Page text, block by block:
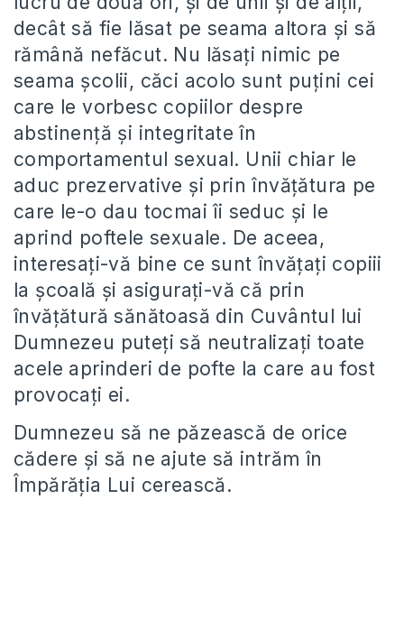
decât să fie lăsat pe seama altora și să
rămână nefăcut. Nu lăsați nimic pe
seama școlii, căci acolo sunt puțini cei
care le vorbesc copiilor despre
abstinență și integritate în
comportamentul sexual. Unii chiar le
aduc prezervative și prin învățătura pe
care le-o dau tocmai îi seduc și le
aprind poftele sexuale. De aceea,
interesați-vă bine ce sunt învățați copiii
la școală și asigurați-vă că prin
învățătură sănătoasă din Cuvântul lui
Dumnezeu puteți să neutralizați toate
acele aprinderi de pofte la care au fost
provocați ei.
Dumnezeu să ne păzească de orice
cădere și să ne ajute să intrăm în
Împărăția Lui cerească.